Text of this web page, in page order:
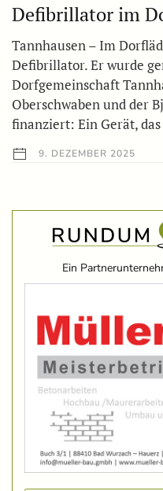
Defibrillator im
Tannhausen – Im
Defibrillator. Er wurde
Dorfgemeinschaft
Oberschwaben und der
finanziert: Ein Gerät,
9. DEZEMBER 2025
Ein